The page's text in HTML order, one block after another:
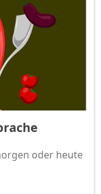
oder heute